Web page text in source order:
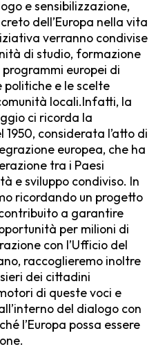
e sensibilizzazione,
dell’Europa nella vita
verranno condivise
di studio, formazione
europei di
e le scelte
locali.Infatti, la
ci ricorda la
considerata l’atto di
europea, che ha
tra i Paesi
e sviluppo condiviso. In
ricordando un progetto
a garantire
per milioni di
con l’Ufficio del
raccoglieremo inoltre
dei cittadini
di queste voci e
del dialogo con
l’Europa possa essere